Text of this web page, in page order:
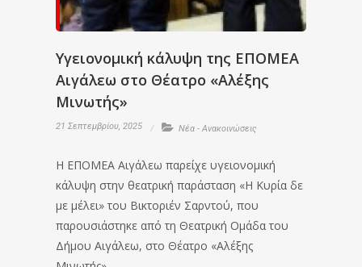
Υγειονομική κάλυψη της ΕΠΟΜΕΑ
Αιγάλεω στο Θέατρο «Αλέξης
Μινωτής»
21 Σεπτεμβρίου, 2025 Νέα - Ανακοινώσεις
Η ΕΠΟΜΕΑ Αιγάλεω παρείχε υγειονομική
κάλυψη στην θεατρική παράσταση «Η Κυρία δε
με μέλει» του Βικτοριέν Σαρντού, που
παρουσιάστηκε από τη Θεατρική Ομάδα του
Δήμου Αιγάλεω, στο Θέατρο «Αλέξης